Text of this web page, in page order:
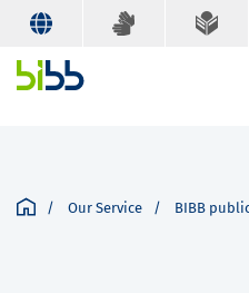
Our Service BIBB